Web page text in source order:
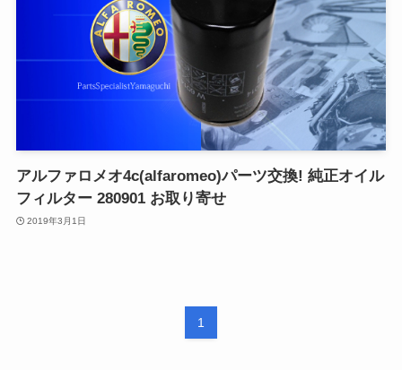
アルファロメオ4c(alfaromeo)パーツ交換! 純正オイル
フィルター 280901 お取り寄せ
2019年3月1日
1